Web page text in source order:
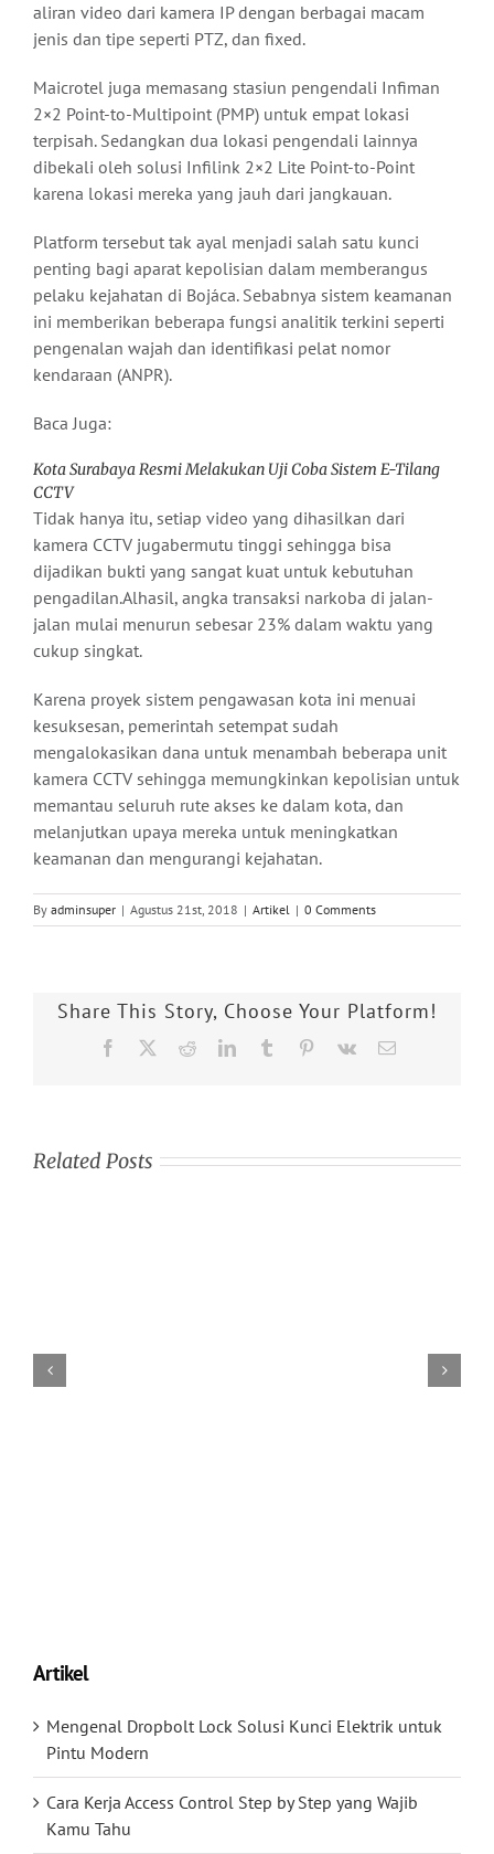
aliran video dari kamera IP dengan berbagai macam
jenis dan tipe seperti PTZ, dan fixed.
Maicrotel juga memasang stasiun pengendali Infiman
2×2 Point-to-Multipoint (PMP) untuk empat lokasi
terpisah. Sedangkan dua lokasi pengendali lainnya
dibekali oleh solusi Infilink 2×2 Lite Point-to-Point
karena lokasi mereka yang jauh dari jangkauan.
Platform tersebut tak ayal menjadi salah satu kunci
penting bagi aparat kepolisian dalam memberangus
pelaku kejahatan di Bojáca. Sebabnya sistem keamanan
ini memberikan beberapa fungsi analitik terkini seperti
pengenalan wajah dan identifikasi pelat nomor
kendaraan (ANPR).
Baca Juga:
Kota Surabaya Resmi Melakukan Uji Coba Sistem E-Tilang
CCTV
Tidak hanya itu, setiap video yang dihasilkan dari
kamera CCTV jugabermutu tinggi sehingga bisa
dijadikan bukti yang sangat kuat untuk kebutuhan
pengadilan.Alhasil, angka transaksi narkoba di jalan-
jalan mulai menurun sebesar 23% dalam waktu yang
cukup singkat.
Karena proyek sistem pengawasan kota ini menuai
kesuksesan, pemerintah setempat sudah
mengalokasikan dana untuk menambah beberapa unit
kamera CCTV sehingga memungkinkan kepolisian untuk
memantau seluruh rute akses ke dalam kota, dan
melanjutkan upaya mereka untuk meningkatkan
keamanan dan mengurangi kejahatan.
By adminsuper | Agustus 21st, 2018 | Artikel | 0 Comments
Share This Story, Choose Your Platform!
Facebook RedditLinkedInTumblr Pinterest
Vk Email
Related Posts
Artikel
Mengenal Dropbolt Lock Solusi Kunci Elektrik untuk
Pintu Modern
Cara Kerja Access Control Step by Step yang Wajib
Kamu Tahu